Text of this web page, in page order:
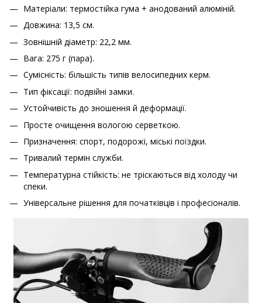
Матеріали: термостійка гума + анодований алюміній.
Довжина: 13,5 см.
Зовнішній діаметр: 22,2 мм.
Вага: 275 г (пара).
Сумісність: більшість типів велосипедних керм.
Тип фіксації: подвійні замки.
Устойчивість до зношення й деформації.
Просте очищення вологою серветкою.
Призначення: спорт, подорожі, міські поїздки.
Тривалий термін служби.
Температурна стійкість: не тріскаються від холоду чи
спеки.
Універсальне рішення для початківців і професіоналів.